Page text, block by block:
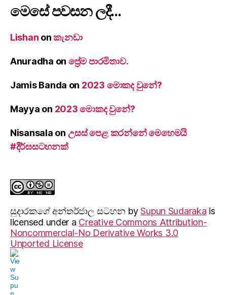
මෙසේ පවසන ලදී…
Lishan onකැනඩා
Anuradha on ප්‍රේම පාරමිතාව.
Jamis Banda on 2023 මොකද වුනේ?
Mayya on 2023 මොකද වුනේ?
Nisansala on උසස් පෙළ කරන්නේ මෙහෙමයි
#දීර්ඝසටහනක්
සුදාරක‍ගේ අන්තර්ජාල සටහන bySupun Sudaraka is
licensed under a Creative Commons Attribution-
Noncommercial-No Derivative Works 3.0
Unported License